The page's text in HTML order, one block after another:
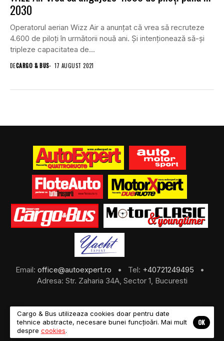
2030
Operatorul aerian Wizz Air a anunțat că vrea să recruteze
4.600 de piloți în următorii nouă ani. Și intenționează să-și
tripleze capacitatea de...
DECARGO & BUS 17 AUGUST 2021
Email: office@autoexpert.ro • Tel: +40721249495
•
Adresa: Str. Zaharia 34A, Sector 1, Bucuresti
©2026 Cargo & Bus
Cargo & Bus utilizeaza cookies doar pentru date
tehnice abstracte, necesare bunei funcțioări. Mai mult
despre cookies.
OK